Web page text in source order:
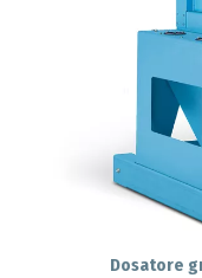
Dosatore